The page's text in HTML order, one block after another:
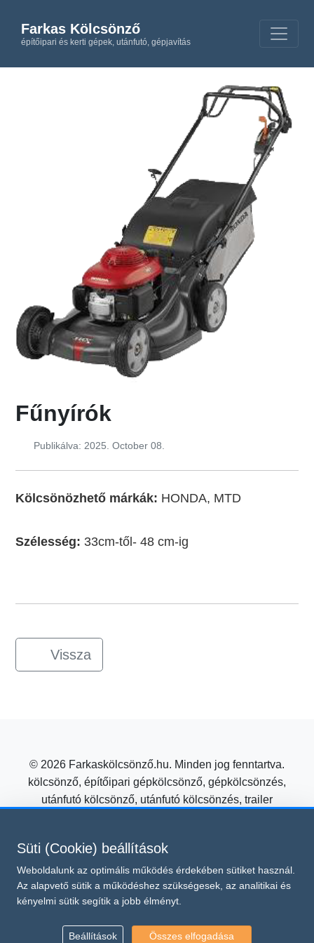
Farkas Kölcsönző
építőipari és kerti gépek, utánfutó, gépjavítás
Fűnyírók
Publikálva: 2025. October 08.
Kölcsönözhető márkák: HONDA, MTD
Szélesség: 33cm-től- 48 cm-ig
Vissza
© 2026 Farkaskölcsönző.hu. Minden jog fenntartva.
kölcsönző, építőipari gépkölcsönző, gépkölcsönzés,
utánfutó kölcsönző, utánfutó kölcsönzés, trailer
Kölcsönzőtől!
Süti beállítások módosítása
Ez az oldal a reCAPTCHA v3 védelme alatt áll, amelyre a
Google Adatvédelmi irányelvei és Általános Szerződési Feltételei
Süti (Cookie) beállítások
Weboldalunk az optimális működés érdekében sütiket használ.
Az alapvető sütik a működéshez szükségesek, az analitikai és
kényelmi sütik segítik a jobb élményt.
Beállítások Összes elfogadása